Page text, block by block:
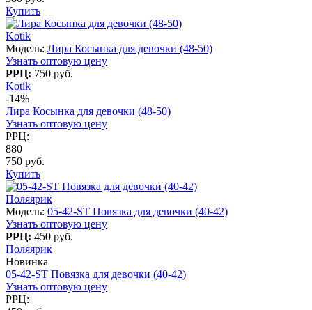
Купить
Kotik
Модель: Лира Косынка для девочки (48-50)
Узнать оптовую цену
РРЦ: 750 руб.
Kotik
-14%
Лира Косынка для девочки (48-50)
Узнать оптовую цену
РРЦ:
880
750 руб.
Купить
Поляярик
Модель: 05-42-ST Повязка для девочки (40-42)
Узнать оптовую цену
РРЦ: 450 руб.
Поляярик
Новинка
05-42-ST Повязка для девочки (40-42)
Узнать оптовую цену
РРЦ: